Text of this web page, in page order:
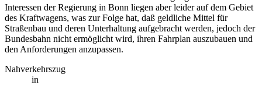
Interessen der Regierung in Bonn liegen aber leider auf dem Gebiet
des Kraftwagens, was zur Folge hat, daß geldliche Mittel für
Straßenbau und deren Unterhaltung aufgebracht werden, jedoch der
Bundesbahn nicht ermöglicht wird, ihren Fahrplan auszubauen und
den Anforderungen anzupassen.
Nahverkehrszug
in